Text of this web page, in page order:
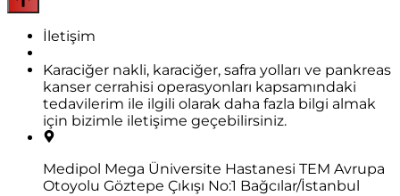
İletişim
Karaciğer nakli, karaciğer, safra yolları ve pankreas
kanser cerrahisi operasyonları kapsamındaki
tedavilerim ile ilgili olarak daha fazla bilgi almak
için bizimle iletişime geçebilirsiniz.
Medipol Mega Üniversite Hastanesi TEM Avrupa
Otoyolu Göztepe Çıkışı No:1 Bağcılar/İstanbul